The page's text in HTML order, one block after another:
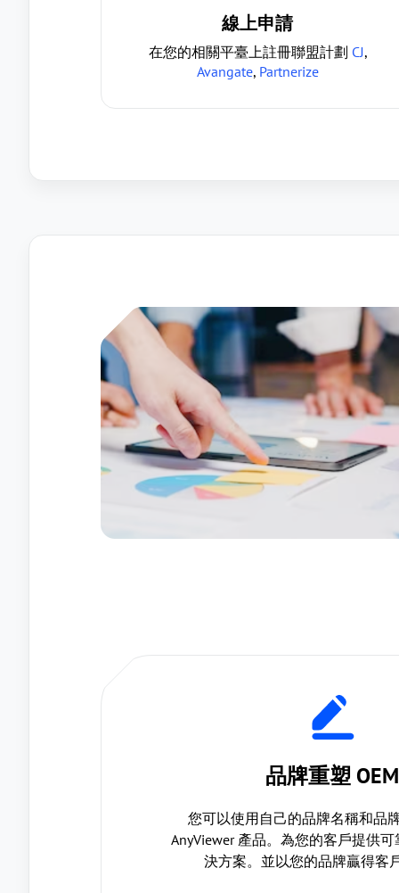
線上申請
在您的相關平臺上註冊聯盟計劃 CJ,
Avangate, Partnerize
品牌重塑 OEM
您可以使用自己的品牌名稱和品
AnyViewer 產品。為您的客戶提供
決方案。並以您的品牌贏得客